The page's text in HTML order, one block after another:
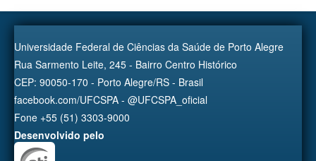
Universidade Federal de Ciências da Saúde de Porto Alegre
Rua Sarmento Leite, 245 - Bairro Centro Histórico
CEP: 90050-170 - Porto Alegre/RS - Brasil
facebook.com/UFCSPA - @UFCSPA_oficial
Fone +55 (51) 3303-9000
Desenvolvido pelo